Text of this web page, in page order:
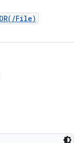
File)